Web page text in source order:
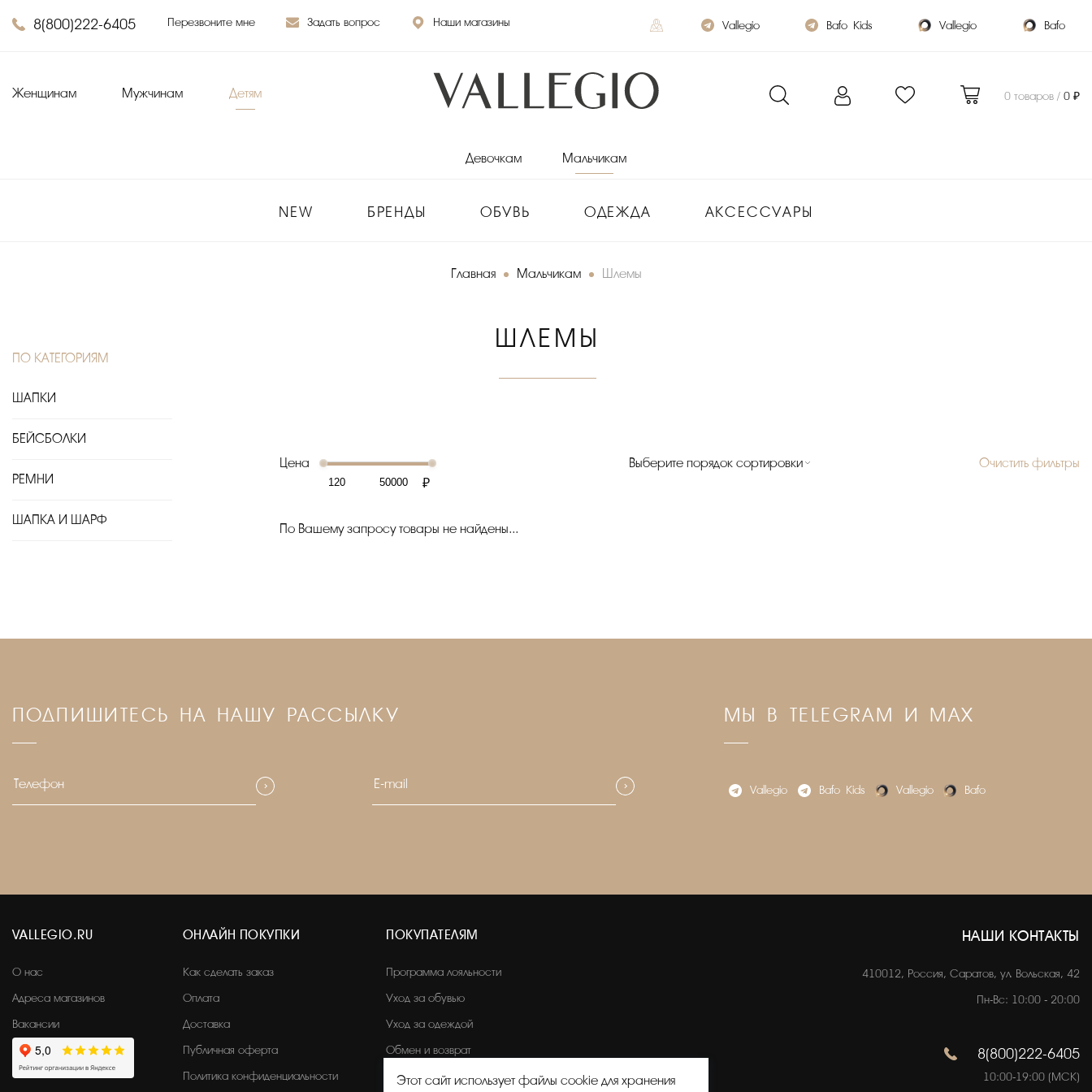
8(800)222-6405 Перезвоните мне Задать вопрос Наши магазины Vallegio Bafo_Kids Vallegio Bafo
Женщинам Мужчинам Детям 0 товаров /0 ₽
Девочкам Мальчикам
NEW БРЕНДЫ ОБУВЬ ОДЕЖДА АКСЕССУАРЫ
Главная Мальчикам Шлемы
ПО КАТЕГОРИЯМ
ШАПКИ
БЕЙСБОЛКИ
РЕМНИ
ШАПКА И ШАРФ
ШЛЕМЫ
Цена
₽
Выберите порядок сортировки Очистить фильтры
По Вашему запросу товары не найдены...
ПОДПИШИТЕСЬ НА НАШУ РАССЫЛКУ МЫ В TELEGRAM И MAX
Vallegio Bafo_Kids Vallegio Bafo
VALLEGIO.RU
О нас
Адреса магазинов
Вакансии
ОНЛАЙН ПОКУПКИ
Как сделать заказ
Оплата
Доставка
Публичная оферта
Политика конфиденциальности
ПОКУПАТЕЛЯМ
Программа лояльности
Уход за обувью
Уход за одеждой
Обмен и возврат
НАШИ КОНТАКТЫ
410012, Россия, Саратов, ул. Вольская, 42
Пн-Вс: 10:00 - 20:00
8(800)222-6405
10:00-19:00 (МСК)
Этот сайт использует файлы cookie для хранения